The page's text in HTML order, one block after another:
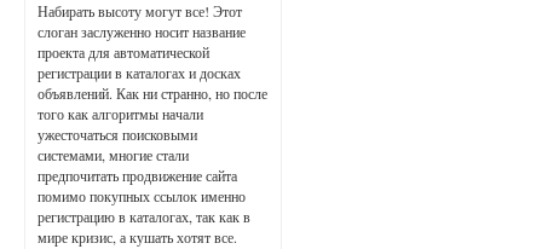
Набирать высоту могут все! Этот
слоган заслуженно носит название
проекта для автоматической
регистрации в каталогах и досках
объявлений. Как ни странно, но после
того как алгоритмы начали
ужесточаться поисковыми
системами, многие стали
предпочитать продвижение сайта
помимо покупных ссылок именно
регистрацию в каталогах, так как в
мире кризис, а кушать хотят все.